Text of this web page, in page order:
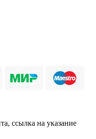
ссылка на указание